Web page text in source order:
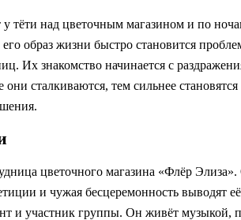
тёти над цветочным магазином и по
образ жизни быстро становится
Их знакомство начинается с
сталкиваются, тем сильнее
цветочного магазина «Флёр
и чужая бесцеремонность выводят
и участник группы. Он живёт музыкой,